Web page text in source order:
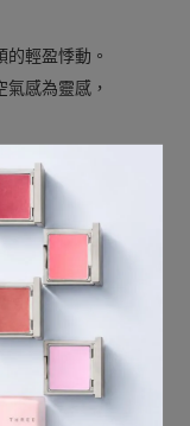
輕盈悸動。
感為靈感，
，
犀尾韻。
滿活力的果香調香